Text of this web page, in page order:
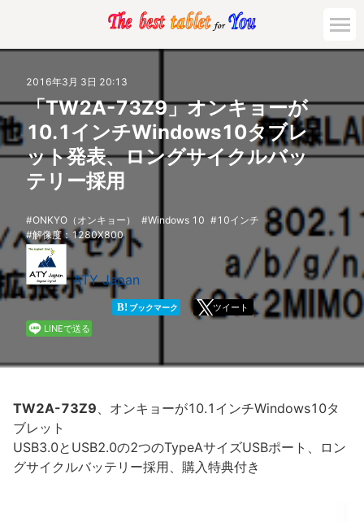
活用対策と事例
主要機種の比較
2016年3月 3日 20:13
「TW2A-73Z9」オンキョーが
10.1インチWindows10タブレ
ット発表、ロングサイクルバッ
テリー採用
ONKYO（オンキョー） Windows 10
10インチ
解像度：1280X800
ATY Japan
B! ブックマーク
ツイート
LINEで送る
TW2A-73Z9、オンキョーが10.1インチWindows10タ
ブレット
USB3.0とUSB2.0の2つのTypeAサイズUSBポート、ロン
グサイクルバッテリー採用、購入特典付き